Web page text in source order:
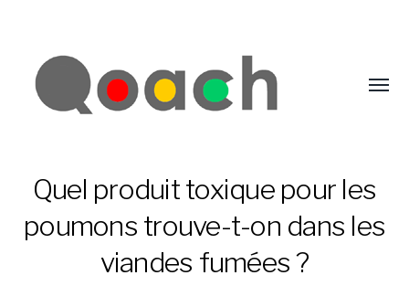
Quel produit toxique pour les
poumons trouve-t-on dans les
viandes fumées ?